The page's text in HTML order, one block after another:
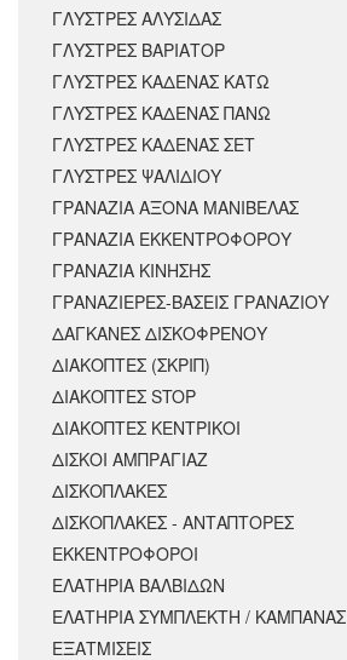
ΓΛΥΣΤΡΕΣ ΑΛΥΣΙΔΑΣ
ΓΛΥΣΤΡΕΣ ΒΑΡΙΑΤΟΡ
ΓΛΥΣΤΡΕΣ ΚΑΔΕΝΑΣ ΚΑΤΩ
ΓΛΥΣΤΡΕΣ ΚΑΔΕΝΑΣ ΠΑΝΩ
ΓΛΥΣΤΡΕΣ ΚΑΔΕΝΑΣ ΣΕΤ
ΓΛΥΣΤΡΕΣ ΨΑΛΙΔΙΟΥ
ΓΡΑΝΑΖΙΑ ΑΞΟΝΑ ΜΑΝΙΒΕΛΑΣ
ΓΡΑΝΑΖΙΑ ΕΚΚΕΝΤΡΟΦΟΡΟΥ
ΓΡΑΝΑΖΙΑ ΚΙΝΗΣΗΣ
ΓΡΑΝΑΖΙΕΡΕΣ-ΒΑΣΕΙΣ ΓΡΑΝΑΖΙΟΥ
ΔΑΓΚΑΝΕΣ ΔΙΣΚΟΦΡΕΝΟΥ
ΔΙΑΚΟΠΤΕΣ (ΣΚΡΙΠ)
ΔΙΑΚΟΠΤΕΣ STOP
ΔΙΑΚΟΠΤΕΣ ΚΕΝΤΡΙΚΟΙ
ΔΙΣΚΟΙ ΑΜΠΡΑΓΙΑΖ
ΔΙΣΚΟΠΛΑΚΕΣ
ΔΙΣΚΟΠΛΑΚΕΣ - ΑΝΤΑΠΤΟΡΕΣ
ΕΚΚΕΝΤΡΟΦΟΡΟΙ
ΕΛΑΤΗΡΙΑ ΒΑΛΒΙΔΩΝ
ΕΛΑΤΗΡΙΑ ΣΥΜΠΛΕΚΤΗ / ΚΑΜΠΑΝΑΣ
ΕΞΑΤΜΙΣΕΙΣ